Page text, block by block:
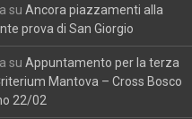
su Ancora piazzamenti alla
prova di San Giorgio
su Appuntamento per la terza
Mantova – Cross Bosco
22/02